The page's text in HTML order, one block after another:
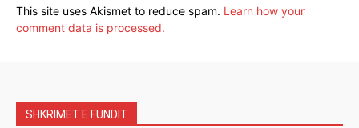
This site uses Akismet to reduce spam. Learn how your
comment data is processed.
SHKRIMET E FUNDIT